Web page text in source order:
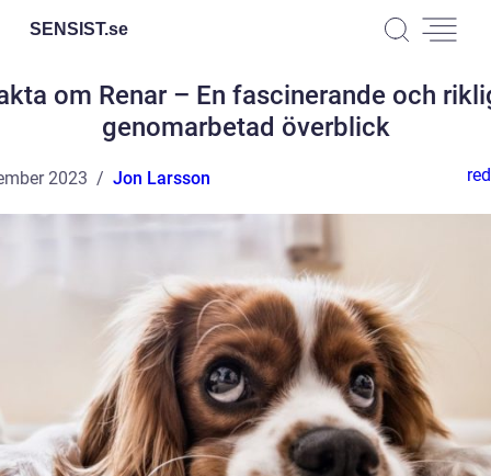
SENSIST.se
om Renar – En fascinerande och
genomarbetad överblick
2023 Jon Larsson